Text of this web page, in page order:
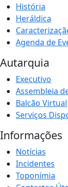
História
Heráldica
Agenda de
Autarquia
Executivo
Assembleia
Balcão Virtual
Serviços
Informações
Notícias
Incidentes
Toponímia